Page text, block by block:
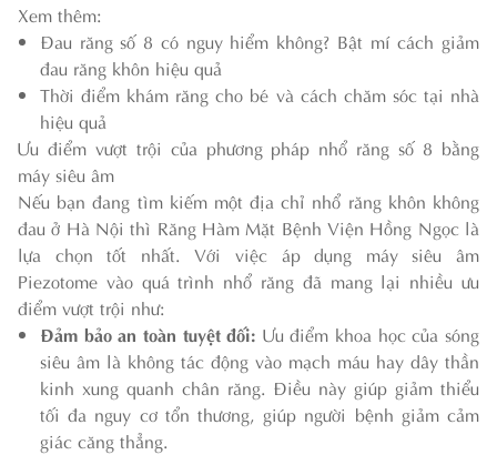
Xem thêm:
Đau răng số 8 có nguy hiểm không? Bật mí cách giảm
đau răng khôn hiệu quả
Thời điểm khám răng cho bé và cách chăm sóc tại nhà
hiệu quả
Ưu điểm vượt trội của phương pháp nhổ răng số 8 bằng
máy siêu âm
Nếu bạn đang tìm kiếm một địa chỉ nhổ răng khôn không
đau ở Hà Nội thì Răng Hàm Mặt Bệnh Viện Hồng Ngọc là
lựa chọn tốt nhất. Với việc áp dụng máy siêu âm
Piezotome vào quá trình nhổ răng đã mang lại nhiều ưu
điểm vượt trội như:
Đảm bảo an toàn tuyệt đối: Ưu điểm khoa học của sóng
siêu âm là không tác động vào mạch máu hay dây thần
kinh xung quanh chân răng. Điều này giúp giảm thiểu
tối đa nguy cơ tổn thương, giúp người bệnh giảm cảm
giác căng thẳng.